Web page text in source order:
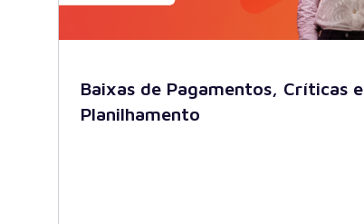
Baixas de Pagamentos, Críticas e
Planilhamento